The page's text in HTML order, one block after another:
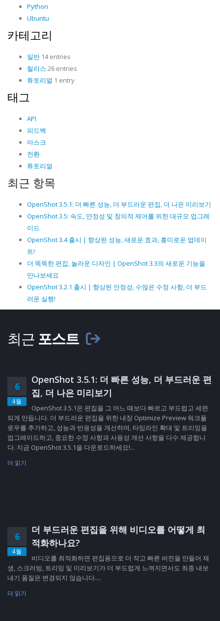
Python
Ubuntu
카테고리
일반 14 entries
릴리스 26 entries
튜토리얼 1 entry
태그
API
피드백
마스크
전환
튜토리얼
최근 항목
OpenShot 3.5.1: 더 빠른 성능, 더 부드러운 편집, 더 나은 미리보기
OpenShot 3.5: 속도, 안정성 및 창의적 제어를 위한 대규모 업그레
이드
OpenShot 3.4 출시 | 향상된 성능, 새로운 효과, 흥미로운 업데이
트!
더 똑똑한 편집, 놀라운 디자인 | OpenShot 3.3의 새로운 기능을
만나보세요
OpenShot 3.2.1 출시 | 향상된 안정성, 수많은 수정 사항, 더 부드
러운 실행!
최근 포스트
6
4월
OpenShot 3.5.1: 더 빠른 성능, 더 부드러운 편
집, 더 나은 미리보기
OpenShot 3.5.1은 편집을 그 어느 때보다 빠르고 부드럽고 세련
되게 만듭니다. 더 부드러운 편집을 위한 내장 Optimize Preview 워크플
로우를 추가하고, 성능과 반응성을 개선하며, 타임라인 확대 및 트리밍을
업그레이드하고, 중요한 수정 사항과 사용성 개선 사항을 다수 제공합니
다. 지금 OpenShot 3.5.1을 다운로드하세요!...
더 읽기
6
4월
더 부드러운 편집을 위해 비디오를 어떻게 최
적화하나요?
비디오를 최적화하면 편집용으로 더 작고 빠른 버전을 만들어 재
생, 스크러빙, 트리밍 및 미리보기가 더 부드럽게 느껴지면서도 최종 내보
내기 품질은 변경되지 않습니다....
더 읽기